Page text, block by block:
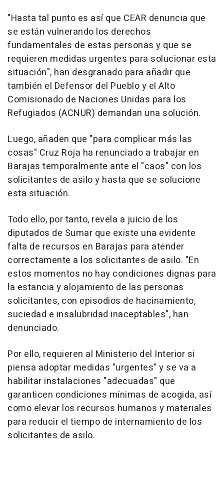
"Hasta tal punto es así que CEAR denuncia que
se están vulnerando los derechos
fundamentales de estas personas y que se
requieren medidas urgentes para solucionar esta
situación", han desgranado para añadir que
también el Defensor del Pueblo y el Alto
Comisionado de Naciones Unidas para los
Refugiados (ACNUR) demandan una solución.
Luego, añaden que "para complicar más las
cosas" Cruz Roja ha renunciado a trabajar en
Barajas temporalmente ante el "caos" con los
solicitantes de asilo y hasta que se solucione
esta situación.
Todo ello, por tanto, revela a juicio de los
diputados de Sumar que existe una evidente
falta de recursos en Barajas para atender
correctamente a los solicitantes de asilo. "En
estos momentos no hay condiciones dignas para
la estancia y alojamiento de las personas
solicitantes, con episodios de hacinamiento,
suciedad e insalubridad inaceptables", han
denunciado.
Por ello, requieren al Ministerio del Interior si
piensa adoptar medidas "urgentes" y se va a
habilitar instalaciones "adecuadas" que
garanticen condiciones mínimas de acogida, así
como elevar los recursos humanos y materiales
para reducir el tiempo de internamiento de los
solicitantes de asilo.